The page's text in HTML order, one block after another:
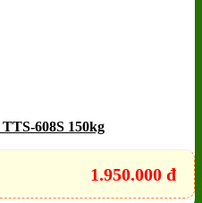
608S 150kg
1.950.000 đ